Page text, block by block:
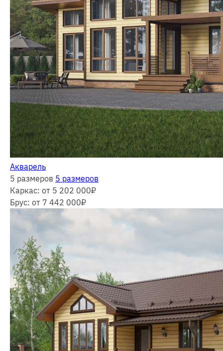
Акварель
5 размеров 5 размеров
Каркас: от 5 202 000₽
Брус: от 7 442 000₽